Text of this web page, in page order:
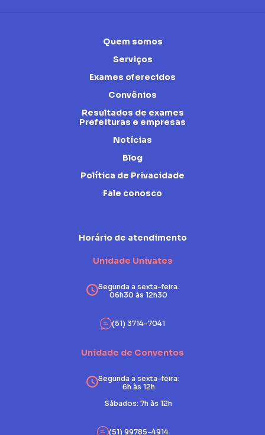
Quem somos
Serviços
Exames oferecidos
Convênios
Resultados de exames
Prefeituras e empresas
Notícias
Blog
Política de Privacidade
Fale conosco
Horário de atendimento
Unidade Univates
Segunda a sexta-feira:
06h30 às 12h30
(51) 3714-7041
Unidade de Conventos
Segunda a sexta-feira:
6h às 12h
Sábados: 7h às 12h
(51) 99785-4914